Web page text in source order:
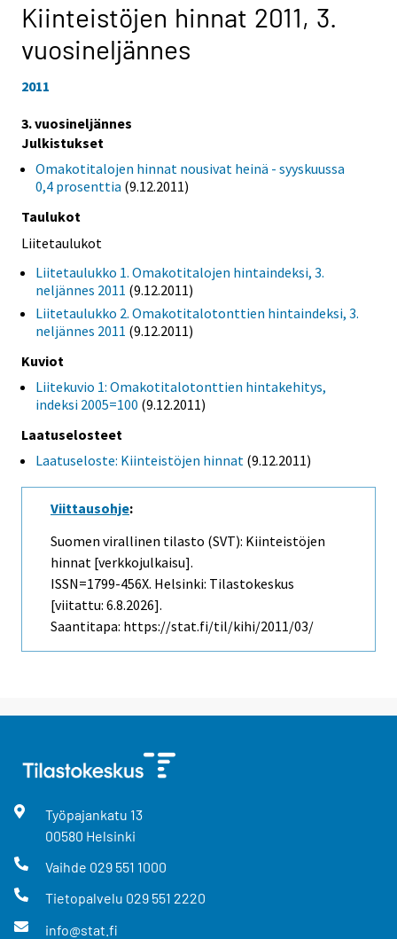
Kiinteistöjen hinnat 2011, 3.
vuosineljännes
2011
3. vuosineljännes
Julkistukset
Omakotitalojen hinnat nousivat heinä - syyskuussa
0,4 prosenttia (9.12.2011)
Taulukot
Liitetaulukot
Liitetaulukko 1. Omakotitalojen hintaindeksi, 3.
neljännes 2011 (9.12.2011)
Liitetaulukko 2. Omakotitalotonttien hintaindeksi, 3.
neljännes 2011 (9.12.2011)
Kuviot
Liitekuvio 1: Omakotitalotonttien hintakehitys,
indeksi 2005=100 (9.12.2011)
Laatuselosteet
Laatuseloste: Kiinteistöjen hinnat (9.12.2011)
Viittausohje:
Suomen virallinen tilasto (SVT): Kiinteistöjen
hinnat [verkkojulkaisu].
ISSN=1799-456X. Helsinki: Tilastokeskus
[viitattu: 6.8.2026].
Saantitapa: https://stat.fi/til/kihi/2011/03/
Työpajankatu 13
00580 Helsinki
Vaihde 029 551 1000
Tietopalvelu 029 551 2220
info@stat.fi